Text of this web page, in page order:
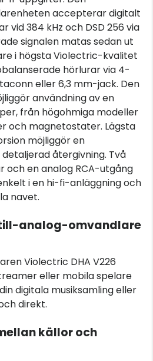
accepterar digitalt
vid 384 kHz och DSD 256 via
signalen matas sedan ut
i högsta Violectric-kvalitet
hörlurar via 4-
eller 6,3 mm-jack. Den
användning av en
från högohmiga modeller
och magnetostater. Lägsta
möjliggör en
återgivning. Två
och en analog RCA-utgång
i en hi-fi-anläggning och
navet.
analog-omvandlare
Violectric DHA V226
eller mobila spelare
digitala musiksamling eller
direkt.
källor och